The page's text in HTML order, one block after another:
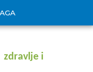
zdravlje i